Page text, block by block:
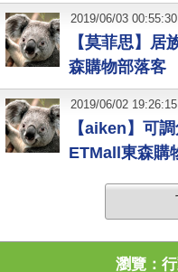
【莫菲思】
森購物部落客
2019/06/03 00:55:30
【aiken】可
ETMall東森購
2019/06/02 19:26:15
瀏覽：